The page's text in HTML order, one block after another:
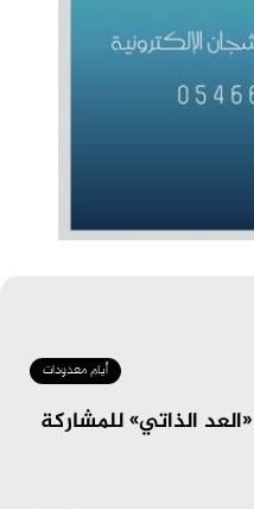
أيام معدودات
الذاتي» للمشاركة